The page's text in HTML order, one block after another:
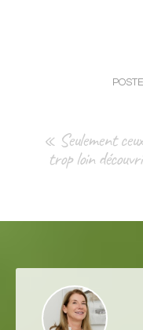
« Seulement
trop loin